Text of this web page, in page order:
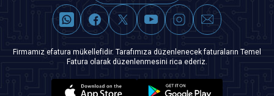
Firmamız efatura mükellefidir. Tarafımıza düzenlenecek faturaların Temel
Fatura olarak düzenlenmesini rica ederiz.